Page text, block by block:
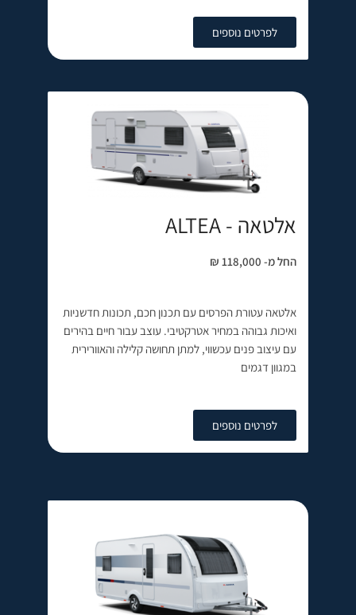
לפרטים נוספים
אלטאה - ALTEA
החל מ- 118,000 ₪
אלטאה עטורת הפרסים עם תכנון חכם, תכונות חדשניות
ואיכות גבוהה במחיר אטרקטיבי. עוצב עבור חיים בהירים
עם עיצוב פנים עכשווי, למתן תחושה קלילה והאוורירית
במגוון דגמים
לפרטים נוספים